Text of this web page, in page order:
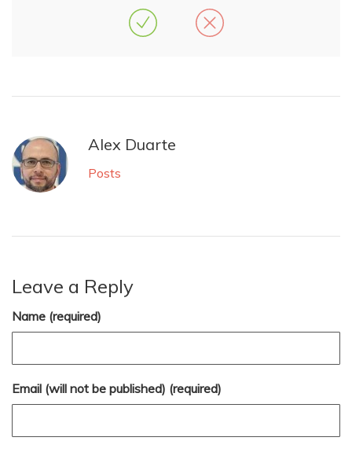
Alex Duarte
Posts
Leave a Reply
Name (required)
Email (will not be published) (required)